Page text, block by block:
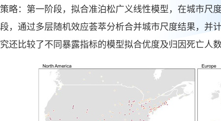
策略：第一阶段，拟合准泊松广义线性模型，在城市尺
段，通过多层随机效应荟萃分析合并城市尺度结果，并
究还比较了不同暴露指标的模型拟合优度及归因死亡人